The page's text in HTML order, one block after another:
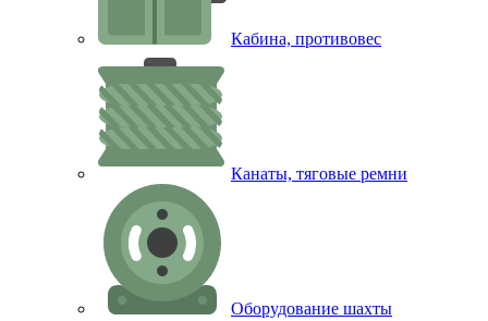
Кабина, противовес
Канаты, тяговые ремни
Оборудование шахты